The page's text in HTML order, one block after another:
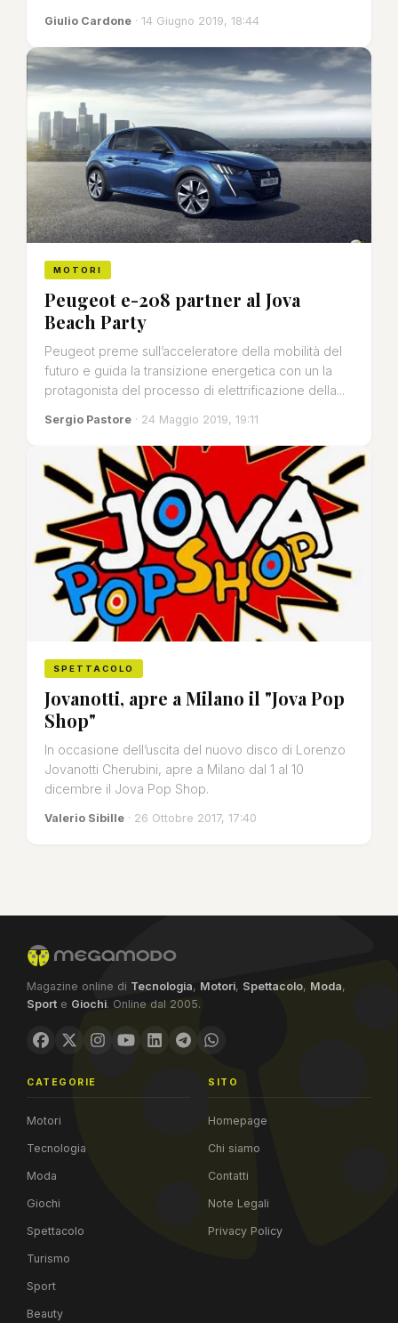
Giulio Cardone · 14 Giugno 2019, 18:44
MOTORI
Peugeot e-208 partner al Jova
Beach Party
Peugeot preme sull’acceleratore della mobilità del
futuro e guida la transizione energetica con un la
protagonista del processo di elettrificazione della...
Sergio Pastore · 24 Maggio 2019, 19:11
SPETTACOLO
Jovanotti, apre a Milano il "Jova Pop
Shop"
In occasione dell’uscita del nuovo disco di Lorenzo
Jovanotti Cherubini, apre a Milano dal 1 al 10
dicembre il Jova Pop Shop.
Valerio Sibille · 26 Ottobre 2017, 17:40
Magazine online di Tecnologia, Motori, Spettacolo, Moda,
Sport e Giochi. Online dal 2005.
CATEGORIE
Motori
Tecnologia
Moda
Giochi
Spettacolo
Turismo
Sport
Beauty
SITO
Homepage
Chi siamo
Contatti
Note Legali
Privacy Policy